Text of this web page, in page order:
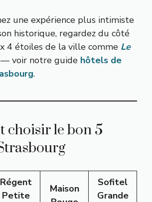
une expérience plus intimiste
historique, regardez du côté
4 étoiles de la ville comme Le
voir notre guide hôtels de
.
choisir le bon 5
Régent
Petite
Maison
Sofitel
Grande